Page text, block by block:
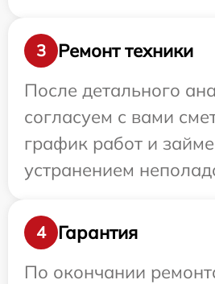
3
Ремонт техники
После детального
согласуем с вами
график работ и
устранением
4
Гарантия
По окончании